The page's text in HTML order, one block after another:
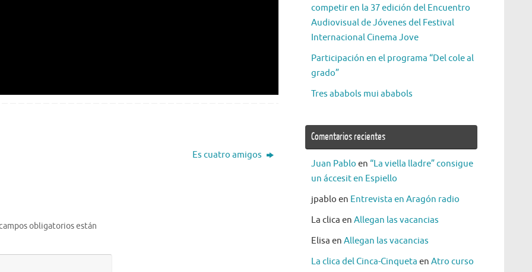
Es cuatro amigos
obligatorios están
competir en la 37 edición del Encuentro
Audiovisual de Jóvenes del Festival
Internacional Cinema Jove
Participación en el programa “Del cole al
grado”
Tres ababols mui ababols
Comentarios recientes
Juan Pablo en “La viella lladre” consigue
un áccesit en Espiello
jpablo en Entrevista en Aragón radio
La clica en Allegan las vacancias
Elisa en Allegan las vacancias
La clica del Cinca-Cinqueta en Atro curso